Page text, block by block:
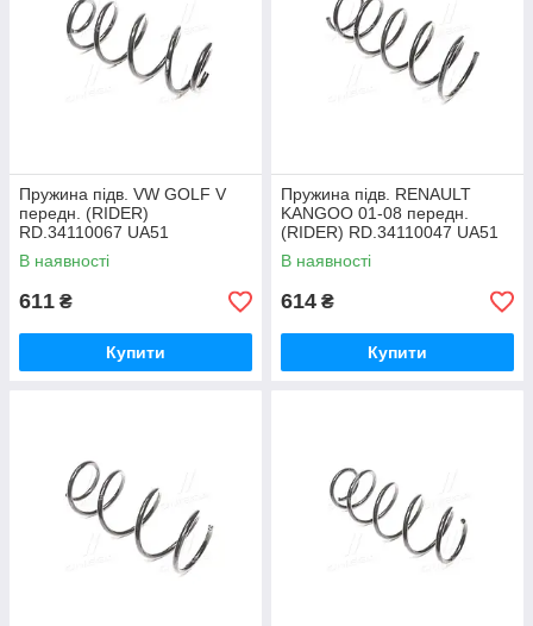
Пружина підв. VW GOLF V
передн. (RIDER)
RD.34110067 UA51
В наявності
611 ₴
Купити
Пружина підв. RENAULT
KANGOO 01-08 передн.
(RIDER) RD.34110047 UA51
В наявності
614 ₴
Купити